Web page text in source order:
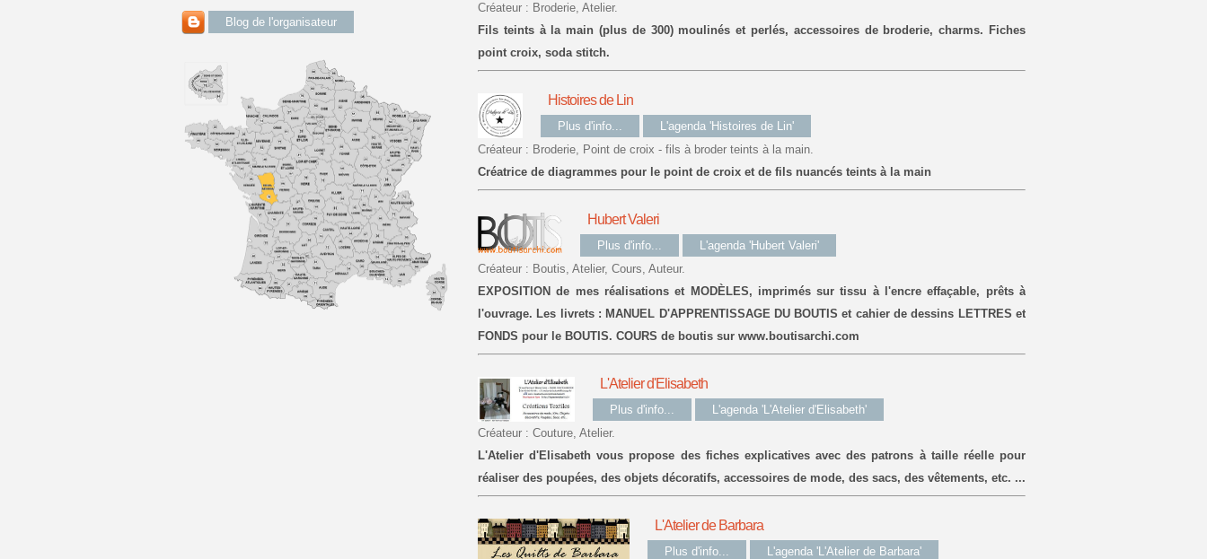
Blog de l'organisateur
Créateur : Broderie, Atelier.
Fils teints à la main (plus de 300) moulinés et perlés, accessoires de broderie, charms. Fiches
point croix, soda stitch.
Histoires de Lin
Plus d'info...
L'agenda 'Histoires de Lin'
Créateur : Broderie, Point de croix - fils à broder teints à la main.
Créatrice de diagrammes pour le point de croix et de fils nuancés teints à la main
Hubert Valeri
Plus d'info...
L'agenda 'Hubert Valeri'
Créateur : Boutis, Atelier, Cours, Auteur.
EXPOSITION de mes réalisations et MODÈLES, imprimés sur tissu à l'encre effaçable, prêts à
l'ouvrage. Les livrets : MANUEL D'APPRENTISSAGE DU BOUTIS et cahier de dessins LETTRES et
FONDS pour le BOUTIS. COURS de boutis sur www.boutisarchi.com
L'Atelier d'Elisabeth
Plus d'info...
L'agenda 'L'Atelier d'Elisabeth'
Créateur : Couture, Atelier.
L'Atelier d'Elisabeth vous propose des fiches explicatives avec des patrons à taille réelle pour
réaliser des poupées, des objets décoratifs, accessoires de mode, des sacs, des vêtements, etc. ...
L'Atelier de Barbara
Plus d'info...
L'agenda 'L'Atelier de Barbara'